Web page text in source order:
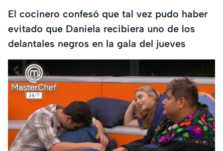
El cocinero confesó que tal vez pudo haber
evitado que Daniela recibiera uno de los
delantales negros en la gala del jueves